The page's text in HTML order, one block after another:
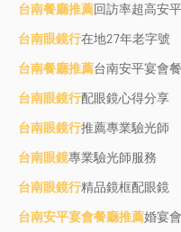
台南餐廳推薦回訪率超高安
台南眼鏡行在地27年老字號
台南餐廳推薦台南安平宴會
台南眼鏡行配眼鏡心得分享
台南眼鏡行推薦專業驗光師
台南眼鏡專業驗光師服務
台南眼鏡行精品鏡框配眼鏡
台南安平宴會餐廳推薦婚宴